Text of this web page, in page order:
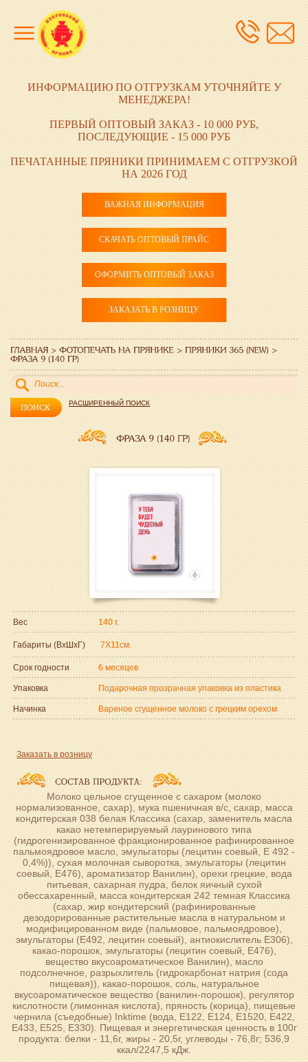
ИНФОРМАЦИЮ ПО ОТГРУЗКАМ УТОЧНЯЙТЕ У
МЕНЕДЖЕРА!
ПЕРВЫЙ ОПТОВЫЙ ЗАКАЗ - 10 000 РУБ,
ПОСЛЕДУЮЩИЕ - 15 000 РУБ
ПЕЧАТАННЫЕ ПРЯНИКИ ПРИНИМАЕМ С ОТГРУЗКОЙ
НА 2026 ГОД
ВАЖНАЯ ИНФОРМАЦИЯ
СКАЧАТЬ ОПТОВЫЙ ПРАЙС
ОФОРМИТЬ ОПТОВЫЙ ЗАКАЗ
ЗАКАЗАТЬ В РОЗНИЦУ
РАСШИРЕННЫЙ ПОИСК
Вес 140 г.
Габариты (ВxШxГ) 7Х11см.
Срок годности 6 месяцев
Упаковка Подарочная прозрачная упаковка из пластика
Начинка Вареное сгущенное молоко с грецким орехом
Заказать в розницу
Молоко цельное сгущенное с сахаром (молоко
нормализованное, сахар), мука пшеничная в/с, сахар, масса
кондитерская 038 белая Классика (сахар, заменитель масла
какао нетемперируемый лауринового типа
(гидрогенизированное фракционированное рафинированное
пальмоядровое масло, эмульгаторы (лецитин соевый, Е 492 -
0,4%)), сухая молочная сыворотка, эмульгаторы (лецитин
соевый, Е476), ароматизатор Ванилин), орехи грецкие, вода
питьевая, сахарная пудра, белок яичный сухой
обессахаренный, масса кондитерская 242 темная Классика
(сахар, жир кондитерский (рафинированные
дезодорированные растительные масла в натуральном и
модифицированном виде (пальмовое, пальмоядровое),
эмульгаторы (Е492, лецитин соевый), антиокислитель Е306),
какао-порошок, эмульгаторы (лецитин соевый, Е476),
вещество вкусоароматическое Ванилин), масло
подсолнечное, разрыхлитель (гидрокарбонат натрия (сода
пищевая)), какао-порошок, соль, натуральное
вкусоароматическое вещество (ванилин-порошок), регулятор
кислотности (лимонная кислота), пряность (корица), пищевые
чернила (съедобные) Inktime (вода, Е122, Е124, Е1520, Е422,
Е433, Е525, Е330). Пищевая и энергетическая ценность в 100г
продукта: белки - 11,6г, жиры - 20,5г, углеводы - 76,8г; 536,9
ккал/2247,5 кДж.